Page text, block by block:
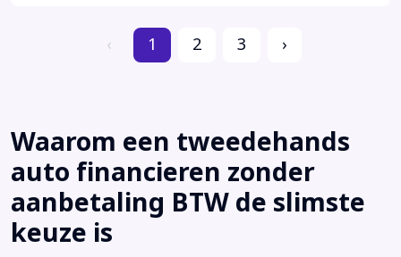
‹ 1 2 3 ›
Waarom een tweedehands
auto financieren zonder
aanbetaling BTW de slimste
keuze is